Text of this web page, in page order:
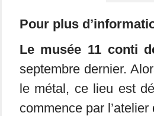
Pour plus
Le musée 11 conti
septembre dernier.
le métal, ce lieu est
commence par